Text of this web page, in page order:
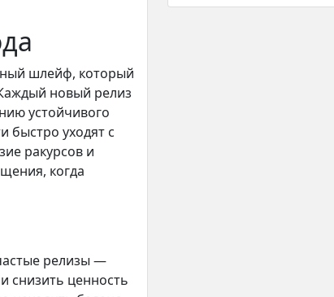
шлейф, который
новый релиз
устойчивого
быстро уходят с
ракурсов и
когда
релизы —
снизить ценность